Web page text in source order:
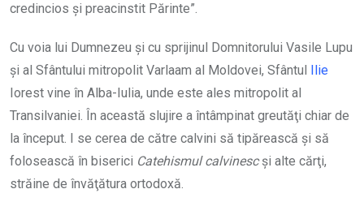
credincios şi preacinstit Părinte”.
Cu voia lui Dumnezeu şi cu sprijinul Domnitorului Vasile Lupu
şi al Sfântului mitropolit Varlaam al Moldovei, Sfântul Ilie
Iorest vine în Alba-Iulia, unde este ales mitropolit al
Transilvaniei. În această slujire a întâmpinat greutăţi chiar de
la început. I se cerea de către calvini să tipărească şi să
folosească în biserici Catehismul calvinescşi alte cărţi,
străine de învăţătura ortodoxă.